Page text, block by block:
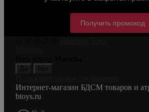
Получить промокод
Интернет-магазин БДСМ товаров и
btoys.ru